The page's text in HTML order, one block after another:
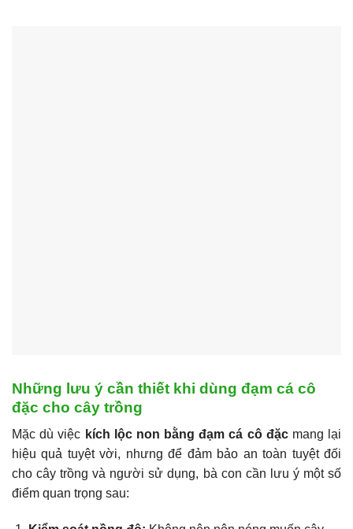
Những lưu ý cần thiết khi dùng đạm cá cô
đặc cho cây trồng
Mặc dù việc kích lộc non bằng đạm cá cô đặcmang lại
hiệu quả tuyệt vời, nhưng để đảm bảo an toàn tuyệt đối
cho cây trồng và người sử dụng, bà con cần lưu ý một số
điểm quan trọng sau: